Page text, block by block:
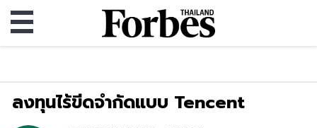
ลงทุนไร้ขีดจำกัดแบบ Tencent